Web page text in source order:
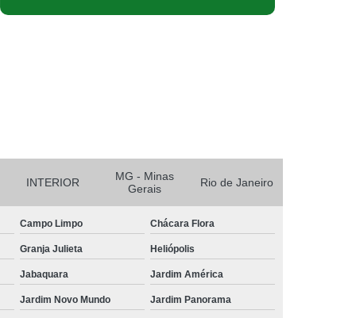
INTERIOR
MG - Minas
Gerais
Rio de Janeiro
Campo Limpo Chácara Flora
Granja Julieta Heliópolis
Jabaquara Jardim América
Jardim Novo Mundo Jardim Panorama